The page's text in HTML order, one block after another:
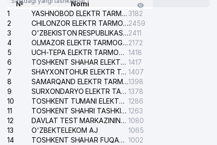
№
Nomi
1
YASHNOBOD ELEKTR TARMOG'I NOSOZLIKLARI XIZMATI 3182
2
CHILONZOR ELEKTR TARMOG'I NOSOZLIK XIZMATI2459
3
O'ZBEKISTON RESPUBLIKASI BOSH PROKURATURASI ISHONCH TELEFONI2411
4
OLMAZOR ELEKTR TARMOG'I NOSOZLIKLARI XIZMATI2172
5
UCH-TEPA ELEKTR TARMOG'I NOSOZLIKLARI XIZMATI 1418
6
TOSHKENT SHAHAR ELEKTR TARMOQLARI KORXONASI AJ 1417
7
SHAYXONTOHUR ELEKTR TARMOG'I NOSOZLIKLARINI TUZATISH XIZMATI 1407
8
SAMARQAND ELEKTR TARMOQLARI AJ1398
9
SURXONDARYO ELEKTR TARMOQLARI AJ 1378
10
TOSHKENT TUMANI ELEKTR TARMOG'I AVARIYA XIZMATI 1286
11
TOSHKENT SHAHRI TASHKILOT TELEFONLARI HAQIDA MA'LUMOT BYUROSI 1263
12
DAVLAT TEST MARKAZINING ISHONCH TELEFONLARI 1080
13
O'ZBEKTELEKOM AJ
1065
14
TOSHKENT SHAHAR FUQAROLIK ISHLARI BO'YICHA SUDI 1002